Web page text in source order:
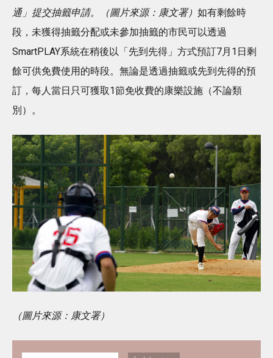
通」提交抽籤申請。（圖片來源：康文署） 如有剩餘時
段，未獲得抽籤分配或未參加抽籤的市民可以透過
SmartPLAY系統在稍後以「先到先得」方式預訂7月1日剩
餘可供免費使用的時段。無論是透過抽籤或先到先得的預
訂，每人當日只可獲取1節免收費的康樂設施（不論類
別）。
（圖片來源：康文署）